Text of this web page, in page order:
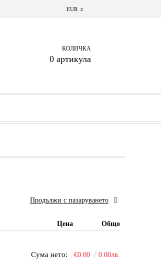
EUR
КОЛИЧКА
0 артикула
Цена Общо
Сума нето: €0.00
0.00лв.